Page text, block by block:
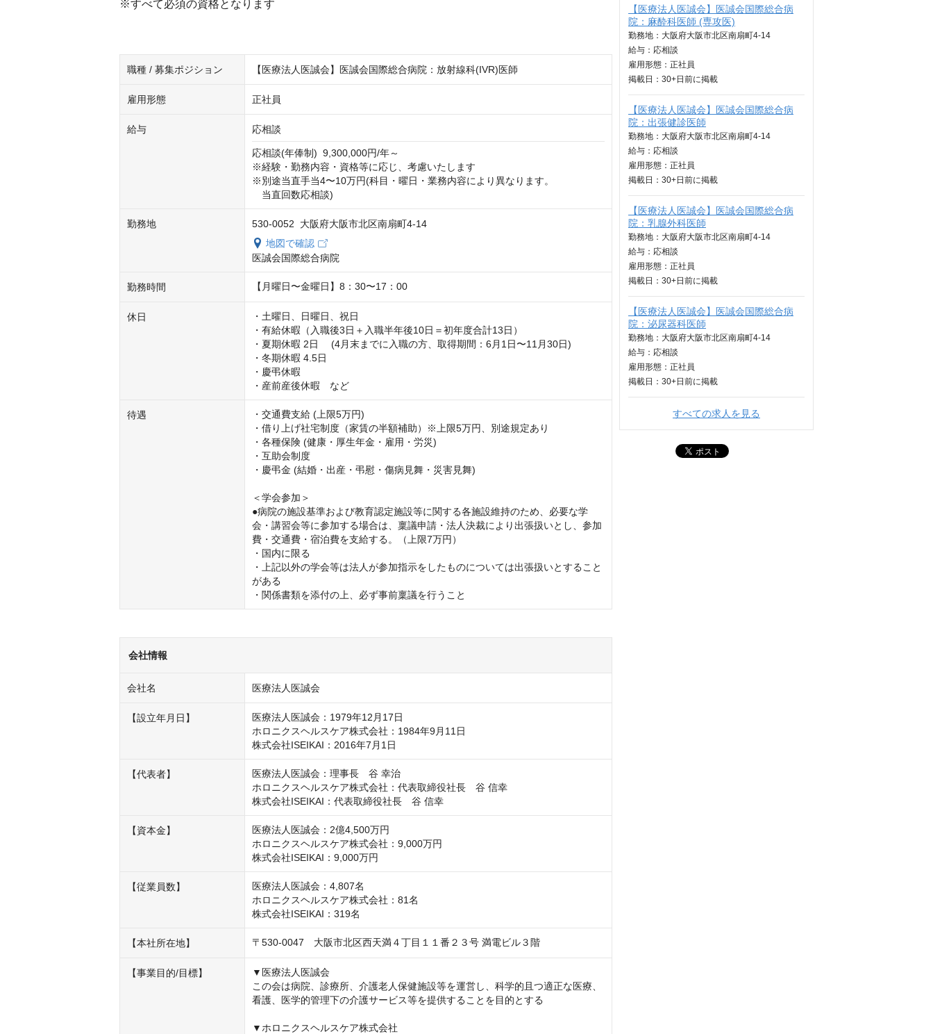
※すべて必須の資格となります
職種 / 募集ポジション 【医療法人医誠会】医誠会国際総合病院：放射線科(IVR)医師
雇用形態 正社員
給与 応相談
応相談(年俸制)  9,300,000円/年～
※経験・勤務内容・資格等に応じ、考慮いたします
※別途当直手当4〜10万円(科目・曜日・業務内容により異なります。
当直回数応相談)
勤務地
530-0052 大阪府大阪市北区南扇町4-14
地図で確認
医誠会国際総合病院
勤務時間 【月曜日〜金曜日】8：30〜17：00
休日
・土曜日、日曜日、祝日
・有給休暇（入職後3日＋入職半年後10日＝初年度合計13日）
・夏期休暇 2日　 (4月末までに入職の方、取得期間：6月1日〜11月30日)
・冬期休暇 4.5日
・慶弔休暇
・産前産後休暇　など
待遇
・交通費支給 (上限5万円)
・借り上げ社宅制度（家賃の半額補助）※上限5万円、別途規定あり
・各種保険 (健康・厚生年金・雇用・労災)
・互助会制度
・慶弔金 (結婚・出産・弔慰・傷病見舞・災害見舞)
＜学会参加＞
●病院の施設基準および教育認定施設等に関する各施設維持のため、必要な学
会・講習会等に参加する場合は、稟議申請・法人決裁により出張扱いとし、参加
費・交通費・宿泊費を支給する。（上限7万円）
・国内に限る
・上記以外の学会等は法人が参加指示をしたものについては出張扱いとすること
がある
・関係書類を添付の上、必ず事前稟議を行うこと
会社情報
会社名 医療法人医誠会
【設立年月日】
医療法人医誠会：1979年12月17日
ホロニクスヘルスケア株式会社：1984年9月11日
株式会社ISEIKAI：2016年7月1日
【代表者】
医療法人医誠会：理事長　谷 幸治
ホロニクスヘルスケア株式会社：代表取締役社長　谷 信幸
株式会社ISEIKAI：代表取締役社長　谷 信幸
【資本金】
医療法人医誠会：2億4,500万円
ホロニクスヘルスケア株式会社：9,000万円
株式会社ISEIKAI：9,000万円
【従業員数】
医療法人医誠会：4,807名
ホロニクスヘルスケア株式会社：81名
株式会社ISEIKAI：319名
【本社所在地】 〒530-0047　大阪市北区西天満４丁目１１番２３号 満電ビル３階
【事業目的/目標】
▼医療法人医誠会
この会は病院、診療所、介護老人保健施設等を運営し、科学的且つ適正な医療、
看護、医学的管理下の介護サービス等を提供することを目的とする
▼ホロニクスヘルスケア株式会社
【医療法人医誠会】医誠会国際総合病
院：麻酔科医師 (専攻医)
勤務地：大阪府大阪市北区南扇町4-14
給与： 応相談
雇用形態：正社員
掲載日： 30+日 前に掲載
【医療法人医誠会】医誠会国際総合病
院：出張健診医師
勤務地：大阪府大阪市北区南扇町4-14
給与： 応相談
雇用形態：正社員
掲載日： 30+日 前に掲載
【医療法人医誠会】医誠会国際総合病
院：乳腺外科医師
勤務地：大阪府大阪市北区南扇町4-14
給与： 応相談
雇用形態：正社員
掲載日： 30+日 前に掲載
【医療法人医誠会】医誠会国際総合病
院：泌尿器科医師
勤務地：大阪府大阪市北区南扇町4-14
給与： 応相談
雇用形態：正社員
掲載日： 30+日 前に掲載
すべての求人を見る